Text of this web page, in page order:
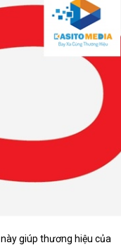
giúp thương hiệu của